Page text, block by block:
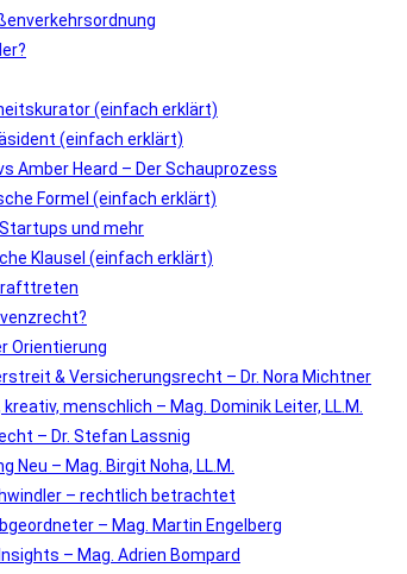
(einfach erklärt)
(einfach erklärt)
Amber Heard – Der Schauprozess
Formel (einfach erklärt)
und mehr
Klausel (einfach erklärt)
Orientierung
& Versicherungsrecht – Dr. Nora Michtner
menschlich – Mag. Dominik Leiter, LL.M.
– Dr. Stefan Lassnig
Neu – Mag. Birgit Noha, LL.M.
– rechtlich betrachtet
– Mag. Martin Engelberg
– Mag. Adrien Bompard